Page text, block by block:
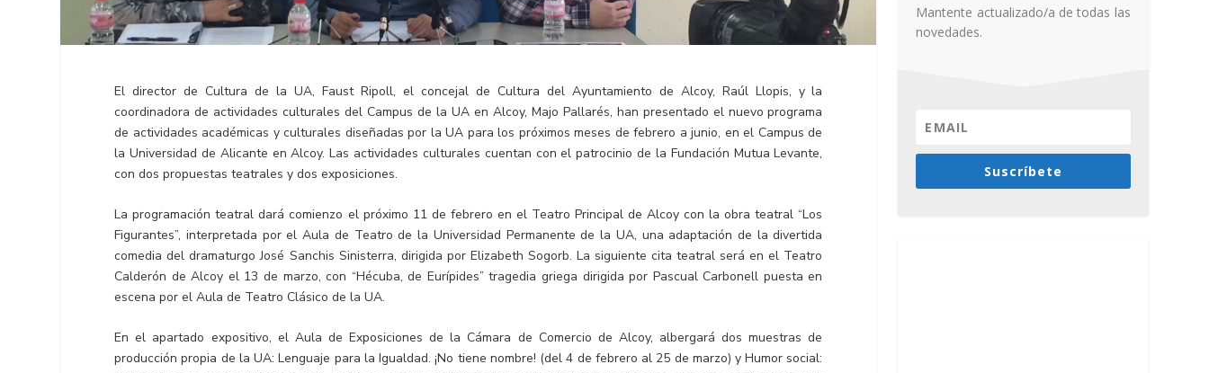
El director de Cultura de la UA, Faust Ripoll, el concejal de Cultura del Ayuntamiento de Alcoy, Raúl Llopis, y la
coordinadora de actividades culturales del Campus de la UA en Alcoy, Majo Pallarés, han presentado el nuevo programa
de actividades académicas y culturales diseñadas por la UA para los próximos meses de febrero a junio, en el Campus de
la Universidad de Alicante en Alcoy. Las actividades culturales cuentan con el patrocinio de la Fundación Mutua Levante,
con dos propuestas teatrales y dos exposiciones.
La programación teatral dará comienzo el próximo 11 de febrero en el Teatro Principal de Alcoy con la obra teatral “Los
Figurantes”, interpretada por el Aula de Teatro de la Universidad Permanente de la UA, una adaptación de la divertida
comedia del dramaturgo José Sanchis Sinisterra, dirigida por Elizabeth Sogorb. La siguiente cita teatral será en el Teatro
Calderón de Alcoy el 13 de marzo, con “Hécuba, de Eurípides” tragedia griega dirigida por Pascual Carbonell puesta en
escena por el Aula de Teatro Clásico de la UA.
En el apartado expositivo, el Aula de Exposiciones de la Cámara de Comercio de Alcoy, albergará dos muestras de
producción propia de la UA: Lenguaje para la Igualdad. ¡No tiene nombre! (del 4 de febrero al 25 de marzo) y Humor social:
Mantente actualizado/a de todas las
novedades.
Suscríbete